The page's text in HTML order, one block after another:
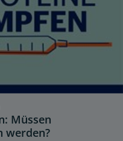
Müssen
werden?